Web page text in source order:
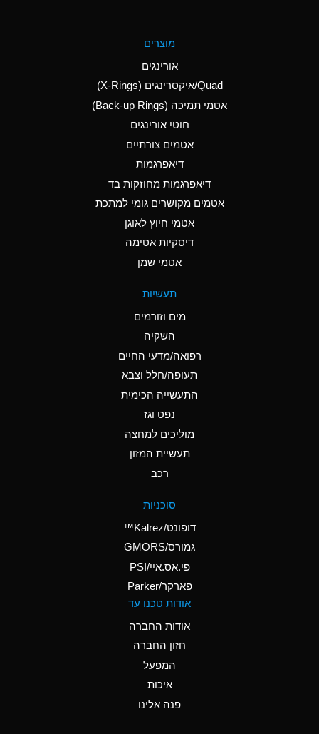
Aluminum Nitrate
(Aqueous)
Aluminum Phosphate
Ammonia Anhydrous
D
Ammonia Gas (cold)
D
Ammonia Gas (hot)
Ammonium Hydroxide
B
Ammonium Nitrate
Ammonium Nitrite
Ammonium Persulfate
Ammonium Phosphate
A
Ammonium Sulfate
B
Amyl Acetate (Banana
מוצרים
אורינגים
Quad/איקסרינגים (X-Rings)
אטמי תמיכה (Back-up Rings)
חוטי אורינגים
אטמים צורתיים
דיאפרגמות
דיאפרגמות מחוזקות בד
אטמים מקושרים גומי למתכת
אטמי חיוץ לאוגן
דיסקיות אטימה
אטמי שמן
תעשיות
מים וזורמים
השקיה
רפואה/מדעי החיים
תעופה/חלל וצבא
התעשייה הכימית
נפט וגז
מוליכים למחצה
תעשיית המזון
רכב
סוכניות
דופונט/Kalrez™
גמורס/GMORS
פי.אס.איי/PSI
פארקר/Parker
אודות טכנו עד
אודות החברה
חזון החברה
המפעל
איכות
פנה אלינו